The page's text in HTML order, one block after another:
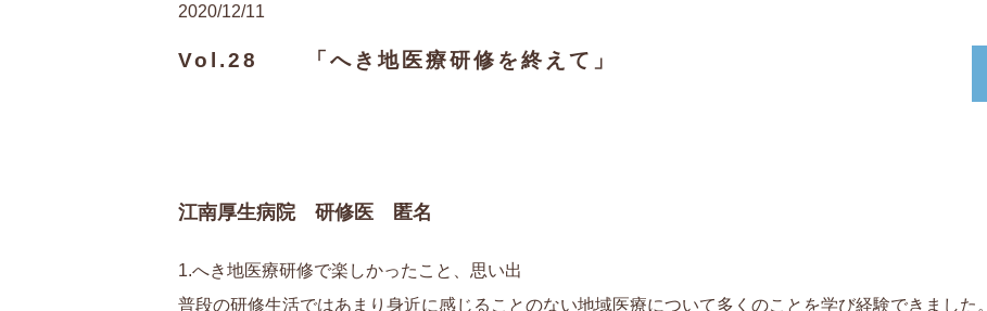
2020/12/11
Vol.28 「へき地医療研修を終えて」
江南厚生病院 研修医 匿名
1.へき地医療研修で楽しかったこと、思い出
普段の研修生活ではあまり身近に感じることのない地域医療について多くのことを学び経験できました。